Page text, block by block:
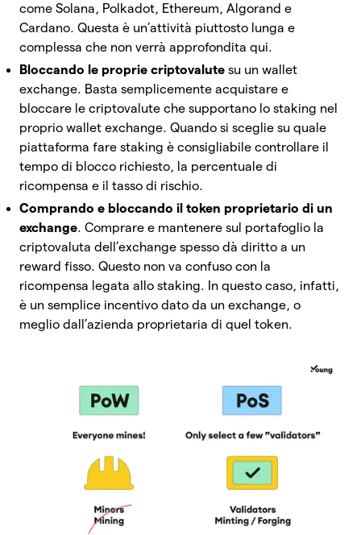
come Solana, Polkadot, Ethereum, Algorand e
Cardano. Questa è un’attività piuttosto lunga e
complessa che non verrà approfondita qui.
Bloccando le proprie criptovalute su un wallet
exchange. Basta semplicemente acquistare e
bloccare le criptovalute che supportano lo staking nel
proprio wallet exchange. Quando si sceglie su quale
piattaforma fare staking è consigliabile controllare il
tempo di blocco richiesto, la percentuale di
ricompensa e il tasso di rischio.
Comprando e bloccando il token proprietario di un
exchange. Comprare e mantenere sul portafoglio la
criptovaluta dell’exchange spesso dà diritto a un
reward fisso. Questo non va confuso con la
ricompensa legata allo staking. In questo caso, infatti,
è un semplice incentivo dato da un exchange, o
meglio dall’azienda proprietaria di quel token.